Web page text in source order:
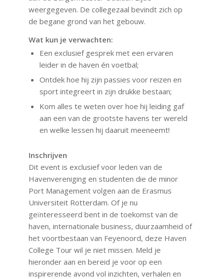
weergegeven. De collegezaal bevindt zich op
de begane grond van het gebouw.
Wat kun je verwachten:
Een exclusief gesprek met een ervaren
leider in de haven én voetbal;
Ontdek hoe hij zijn passies voor reizen en
sport integreert in zijn drukke bestaan;
Kom alles te weten over hoe hij leiding gaf
aan een van de grootste havens ter wereld
en welke lessen hij daaruit meeneemt!
Inschrijven
Dit event is exclusief voor leden van de
Havenvereniging en studenten die de minor
Port Management volgen aan de Erasmus
Universiteit Rotterdam. Of je nu
geïnteresseerd bent in de toekomst van de
haven, internationale business, duurzaamheid of
het voortbestaan van Feyenoord, deze Haven
College Tour wil je niet missen. Meld je
hieronder aan en bereid je voor op een
inspirerende avond vol inzichten, verhalen en